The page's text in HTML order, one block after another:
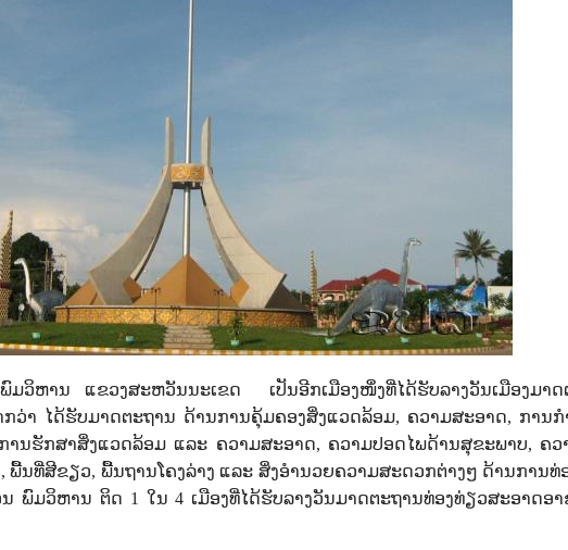
ຫານ ແຂວງສະຫວັນນະເຂດ ເປັນອີກເມືອງໜຶ່ງທີ່ໄດ້ຮັບລາງວັນເມືອງມາດ
ວ່າ ໄດ້ຮັບມາດຕະຖານ ດ້ານການຄຸ້ມຄອງສິ່ງແວດລ້ອມ, ຄວາມສະອາດ, ການກ
ານຮັກສາສິ່ງແວດລ້ອມ ແລະ ຄວາມສະອາດ, ຄວາມປອດໄພດ້ານສຸຂະພາບ, ຄວ
,ພື້ນທີ່ສີຂຽວ, ພື້ນຖານໂຄງລ່າງ ແລະ ສິ່ງອຳນວຍຄວາມສະດວກຕ່າງໆ ດ້ານການທ່
ນ ພົມວິຫານ ຕິດ 1 ໃນ4 ເມືອງທີ່ໄດ້ຮັບລາງວັນມາດຕະຖານທ່ອງທ່ຽວສະອາດອ